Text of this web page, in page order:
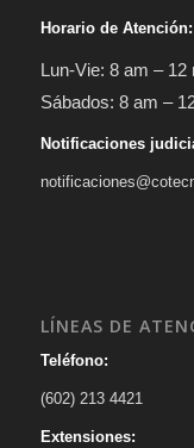
Horario de Atención:
Lun-Vie: 8 am –
Sábados: 8 am –
Notificaciones
LÍNEAS DE
Teléfono:
(602) 213 4421
Extensiones: